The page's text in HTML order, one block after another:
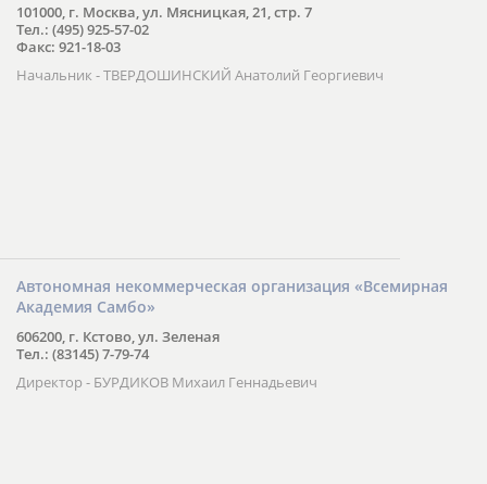
101000, г. Москва, ул. Мясницкая, 21, стр. 7
Тел.: (495) 925-57-02
Факс: 921-18-03
Начальник - ТВЕРДОШИНСКИЙ Анатолий Георгиевич
Автономная некоммерческая организация «Всемирная
Академия Самбо»
606200, г. Кстово, ул. Зеленая
Тел.: (83145) 7-79-74
Директор - БУРДИКОВ Михаил Геннадьевич